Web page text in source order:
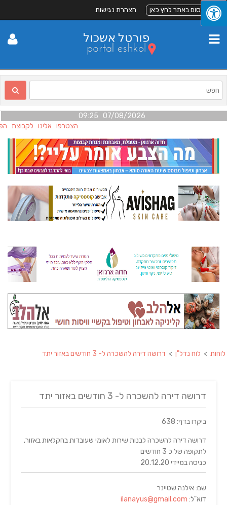
לפרסום באתר לחץ כאן הצהרת נגישות
07/08/2026 09:25
הצטרפו אלינו לקבוצת
לוחות > לוח נדל"ן > דרושה דירה להשכרה ל- 3 חודשים באזור יתד
דרושה דירה להשכרה ל- 3 חודשים באזור יתד
ביקרו בדף: 638
דרושה דירה להשכרה לבנות שירות לאומי שעובדות בחקלאות באזור,
לתקופה של כ 3 חודשים
כניסה במיידי 20.12.20
שם: אילנה שטיינר
דוא"ל: ilanayus@gmail.com